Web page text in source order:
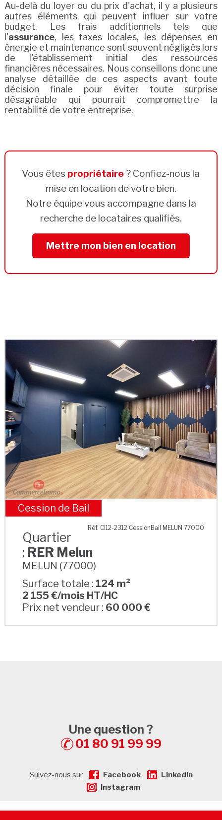
Au-delà du loyer ou du prix d'achat, il y a plusieurs
autres éléments qui peuvent influer sur votre
budget. Les frais additionnels tels que
l'assurance, les taxes locales, les dépenses en
énergie et maintenance sont souvent négligés lors
de l'établissement initial des ressources
financières nécessaires. Nous conseillons donc une
analyse détaillée de ces aspects avant toute
décision finale pour éviter toute surprise
désagréable qui pourrait compromettre la
rentabilité de votre entreprise.
Vous êtes propriétaire ? Confiez-nous la
mise en location de votre bien.
Notre équipe vous accompagne dans la
recherche de locataires qualifiés.
Mettre mon bien en location
RER Melun
Cession de Bail
Réf. CI12-2312 CessionBail MELUN 77000
Quartier
: RER Melun
MELUN (77000)
Surface totale : 124 m²
2 155 €/mois HT/HC
Prix net vendeur : 60 000 €
Une question ?
01 80 91 99 99
Suivez-nous sur Facebook
Linkedin
Instagram